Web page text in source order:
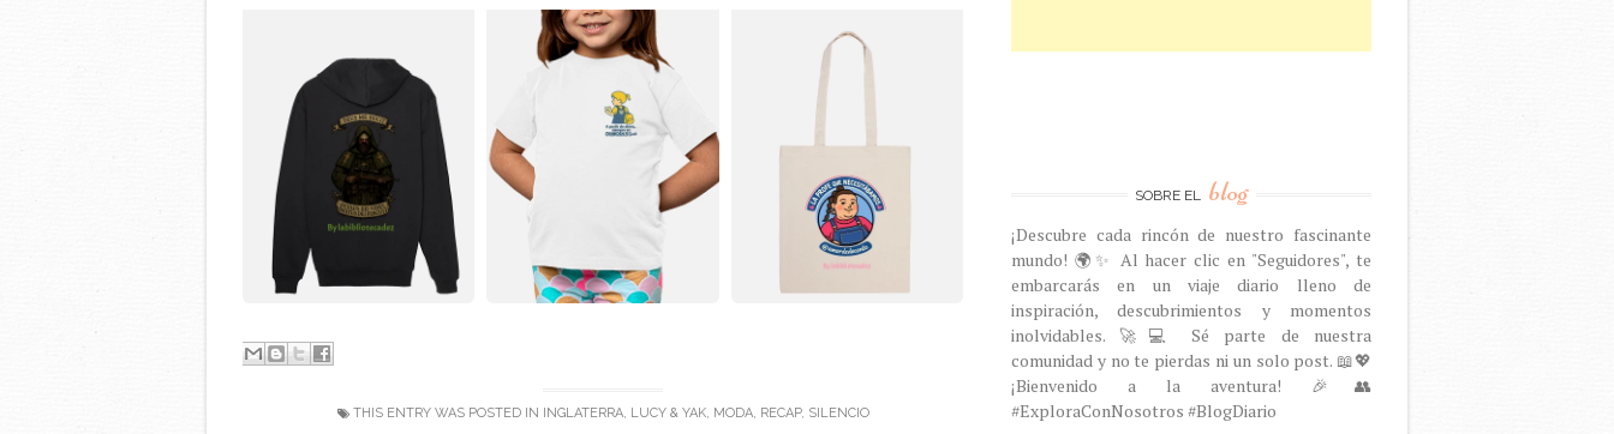
THIS ENTRY WAS POSTED IN INGLATERRA, LUCY & YAK, MODA, RECAP, SILENCIO
SOBRE EL blog
¡Descubre cada rincón de nuestro fascinante
mundo! 🌍✨ Al hacer clic en "Seguidores", te
embarcarás en un viaje diario lleno de
inspiración, descubrimientos y momentos
inolvidables. 🚀💻 Sé parte de nuestra
comunidad y no te pierdas ni un solo post. 📖💖
¡Bienvenido a la aventura! 🎉👥
#ExploraConNosotros #BlogDiario